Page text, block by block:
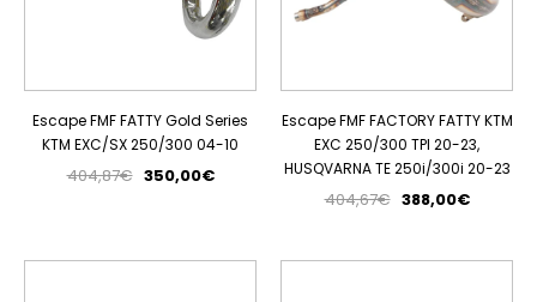
Escape FMF FATTY Gold Series
KTM EXC/SX 250/300 04-10
404,87€ 350,00€
Escape FMF FACTORY FATTY KTM
EXC 250/300 TPI 20-23,
HUSQVARNA TE 250i/300i 20-23
404,67€ 388,00€